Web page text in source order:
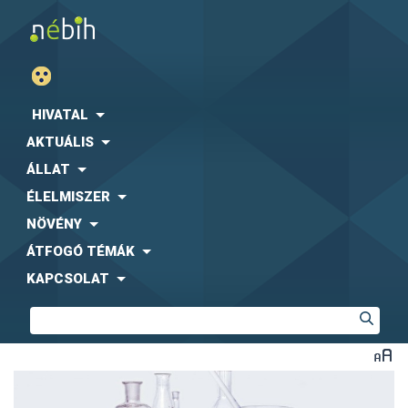
HIVATAL
AKTUÁLIS
ÁLLAT
ÉLELMISZER
NÖVÉNY
ÁTFOGÓ TÉMÁK
KAPCSOLAT